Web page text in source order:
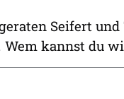
Seifert
Wem kannst du